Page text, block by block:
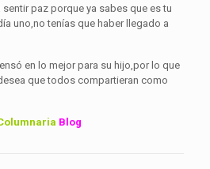
paz porque ya sabes que es tu
uno,no tenías que haber llegado a
en lo mejor para su hijo,por lo que
que todos compartieran como
Blog